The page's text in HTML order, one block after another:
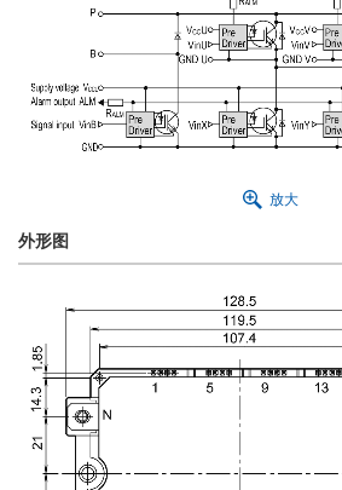
放大
外形图